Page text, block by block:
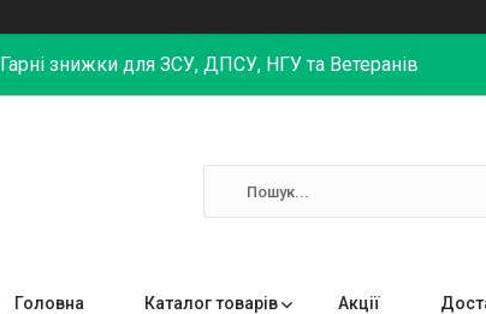
Гарні знижки для ЗСУ, ДПСУ, НГУ та Ветеранів
Головна Каталог товарів Акції